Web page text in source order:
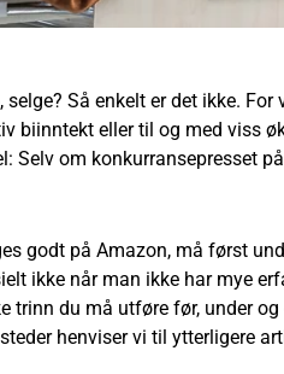
selge? Så enkelt er det ikke.
biinntekt eller til og med viss
Selv om konkurransepresset
godt på Amazon, må først
ikke når man ikke har mye
trinn du må utføre før, under
henviser vi til ytterligere